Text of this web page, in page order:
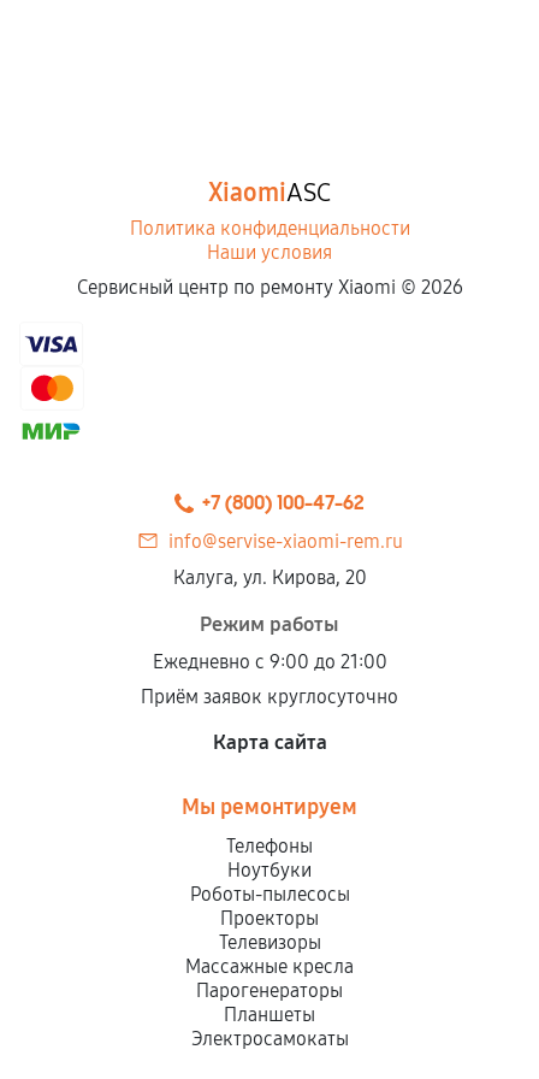
XiaomiASC
Политика конфиденциальности
Наши условия
Сервисный центр по ремонту Xiaomi © 2026
+7 (800) 100-47-62
info@servise-xiaomi-rem.ru
Калуга, ул. Кирова, 20
Режим работы
Ежедневно с 9:00 до 21:00
Приём заявок круглосуточно
Карта сайта
Мы ремонтируем
Телефоны
Ноутбуки
Роботы-пылесосы
Проекторы
Телевизоры
Массажные кресла
Парогенераторы
Планшеты
Электросамокаты